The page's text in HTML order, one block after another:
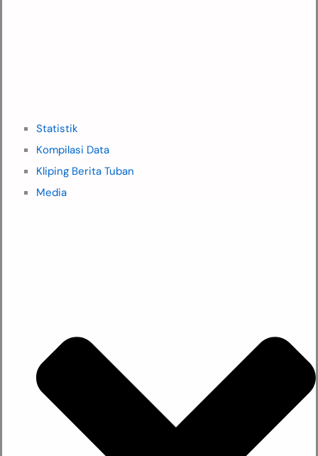
Statistik
Kompilasi Data
Kliping Berita Tuban
Media